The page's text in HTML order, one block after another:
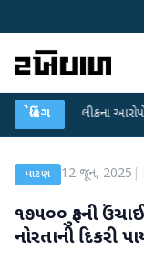
બ્રેકિંગ
લીકના આરોપો પર રાહુલ
પાટણ 12 જૂન, 2025
૧૭૫૦૦ ફુટની
નોરતાની દિકરી